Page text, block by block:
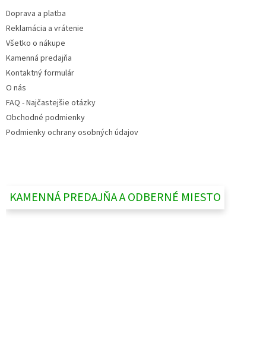
Doprava a platba
Reklamácia a vrátenie
Všetko o nákupe
Kamenná predajňa
Kontaktný formulár
O nás
FAQ - Najčastejšie otázky
Obchodné podmienky
Podmienky ochrany osobných údajov
KAMENNÁ PREDAJŇA A ODBERNÉ MIESTO